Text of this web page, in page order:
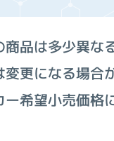
品は多少異な
更になる場合
希望小売価格